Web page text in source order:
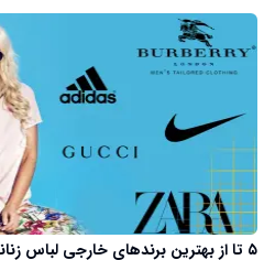
۵ تا از بهترین برندهای خارجی لباس زنانه ( ترند 2024 )